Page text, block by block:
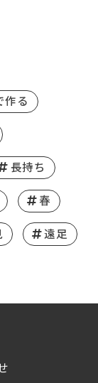
作る
長持ち
春
遠足